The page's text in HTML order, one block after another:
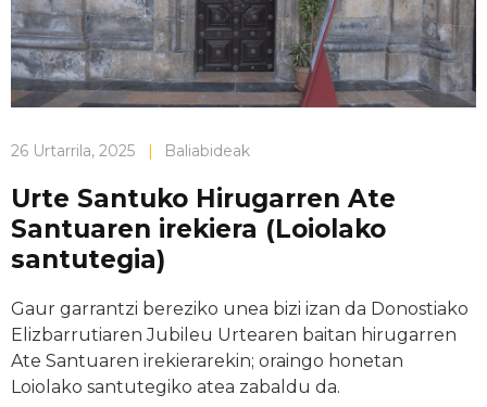
26 Urtarrila, 2025 | Baliabideak
Urte Santuko Hirugarren Ate
Santuaren irekiera (Loiolako
santutegia)
Gaur garrantzi bereziko unea bizi izan da Donostiako
Elizbarrutiaren Jubileu Urtearen baitan hirugarren
Ate Santuaren irekierarekin; oraingo honetan
Loiolako santutegiko atea zabaldu da.